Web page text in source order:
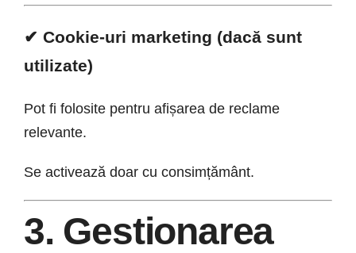
✔ Cookie-uri marketing (dacă sunt
utilizate)
Pot fi folosite pentru afișarea de reclame
relevante.
Se activează doar cu consimțământ.
3. Gestionarea